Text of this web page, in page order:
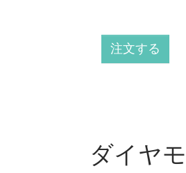
注文する
ダイヤ